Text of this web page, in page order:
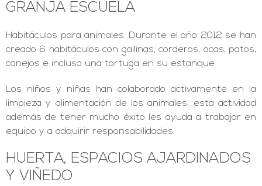
GRANJA ESCUELA
Habitáculos para animales. Durante el año 2012 se han
creado 6 habitáculos con gallinas, corderos, ocas, patos,
conejos e incluso una tortuga en su estanque.
Los niños y niñas han colaborado activamente en la
limpieza y alimentación de los animales, esta actividad
además de tener mucho éxito les ayuda a trabajar en
equipo y a adquirir responsabilidades.
HUERTA, ESPACIOS AJARDINADOS
Y VIÑEDO